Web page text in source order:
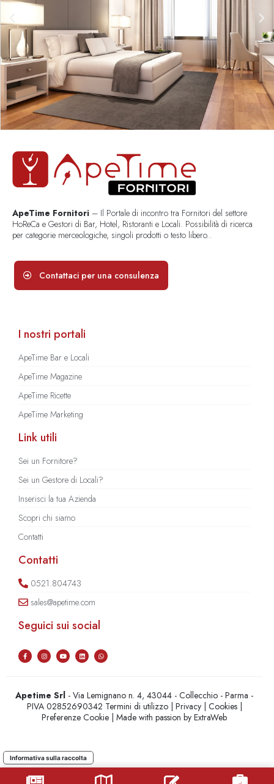
ApeTime Fornitori – Il Portale di incontro tra Fornitori del settore
HoReCa e Gestori di Bar, Hotel, Ristoranti e Locali. Possibilità di ricerca
per categorie merceologiche, singoli prodotti o testo libero..
Contattaci per una consulenza
I nostri portali
ApeTime Bar e Locali
ApeTime Magazine
ApeTime Ricette
ApeTime Marketing
Link utili
Sei un Fornitore?
Sei un Gestore di Locali?
Inserisci la tua Azienda
Scopri chi siamo
Contatti
Contatti
0521.804743
sales@apetime.com
Seguici sui social
Apetime Srl - Via Lemignano n. 4, 43044 - Collecchio - Parma -
PIVA 02852690342 Termini di utilizzo| Privacy| Cookies|
Preferenze Cookie | Made with passion byExtraWeb
Informativa sulla raccolta